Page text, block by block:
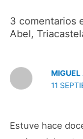
3 comentarios
Abel,
11
Estuve hace